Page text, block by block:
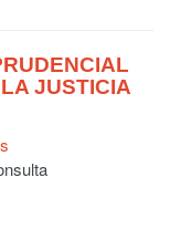
JUSTICIA